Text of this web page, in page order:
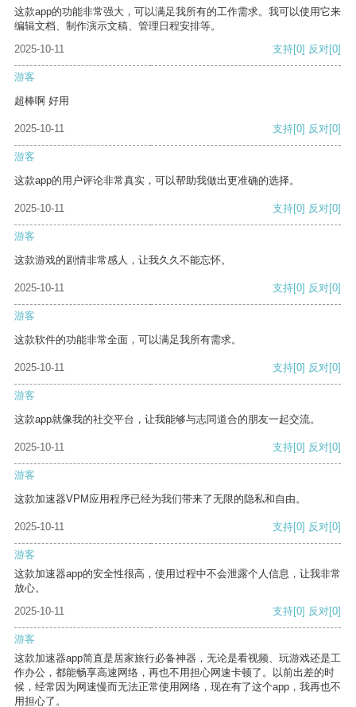
这款app的功能非常强大，可以满足我所有的工作需求。我可以使用它来
编辑文档、制作演示文稿、管理日程安排等。
2025-10-11
支持[0] 反对[0]
游客
超棒啊 好用
2025-10-11 支持[0] 反对[0]
游客
这款app的用户评论非常真实，可以帮助我做出更准确的选择。
2025-10-11 支持[0] 反对[0]
游客
这款游戏的剧情非常感人，让我久久不能忘怀。
2025-10-11 支持[0] 反对[0]
游客
这款软件的功能非常全面，可以满足我所有需求。
2025-10-11 支持[0] 反对[0]
游客
这款app就像我的社交平台，让我能够与志同道合的朋友一起交流。
2025-10-11 支持[0] 反对[0]
游客
这款加速器VPM应用程序已经为我们带来了无限的隐私和自由。
2025-10-11 支持[0] 反对[0]
游客
这款加速器app的安全性很高，使用过程中不会泄露个人信息，让我非常
放心。
2025-10-11
支持[0] 反对[0]
游客
这款加速器app简直是居家旅行必备神器，无论是看视频、玩游戏还是工
作办公，都能畅享高速网络，再也不用担心网速卡顿了。以前出差的时
候，经常因为网速慢而无法正常使用网络，现在有了这个app，我再也不
用担心了。